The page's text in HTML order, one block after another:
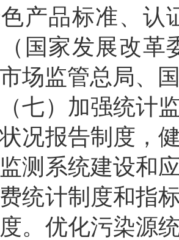
产品标准、认
国家发展改革
场监管总局、
）加强统计监
况报告制度，
测系统建设和
统计制度和指
。优化污染源